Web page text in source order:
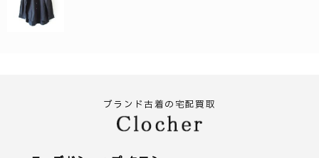
ブランド古着の宅配買取